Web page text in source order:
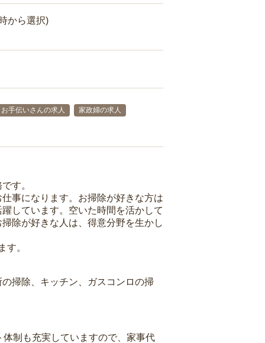
から選択)
お手伝いさんの求人
家政婦の求人
す。
事になります。お掃除が好きな方は
しています。空いた時間を活かして
除が好きな人は、得意分野を生かし
す。
掃除、キッチン、ガスコンロの掃
制も充実していますので、家事代